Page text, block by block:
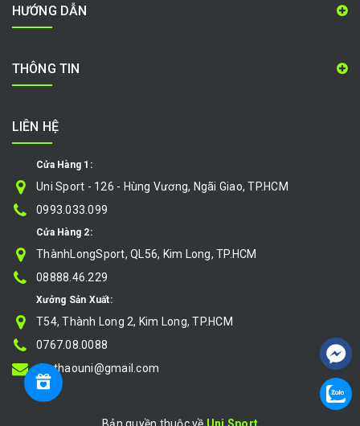
HƯỚNG DẪN
THÔNG TIN
LIÊN HỆ
Cửa Hàng 1:
Uni Sport - 126 - Hùng Vương, Ngãi Giao, TP.HCM
0993.033.099
Cửa Hàng 2:
ThànhLongSport, QL56, Kim Long, TP.HCM
08888.46.229
Xưởng Sản Xuất:
T54, Thành Long 2, Kim Long, TP.HCM
0767.08.0088
thethaouni@gmail.com